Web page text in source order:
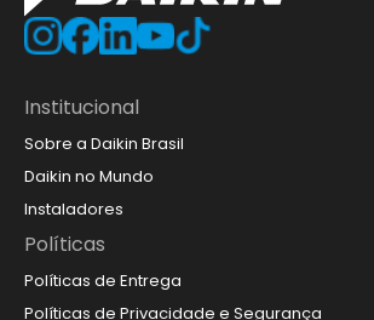
Institucional
Sobre a Daikin Brasil
Daikin no Mundo
Instaladores
Políticas
Políticas de Entrega
Políticas de Privacidade e Segurança